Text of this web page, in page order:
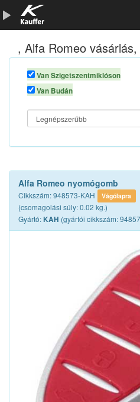
Szerszámkatalógus
Kosár
Alkatrészek
, Alfa Romeo
Van Szigetszentmiklóson
Van Budán
Alfa Romeo nyomógomb
Cikkszám: 948573-KAH Vágólapra
(csomagolási súly: 0.02 kg.)
Gyártó: KAH (gyártói cikkszám: